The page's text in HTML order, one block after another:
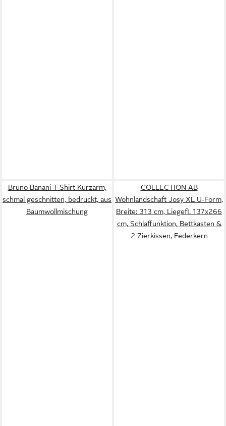
Bruno Banani T-Shirt Kurzarm,
schmal geschnitten, bedruckt, aus
Baumwollmischung
COLLECTION AB
Wohnlandschaft Josy XL U-Form,
Breite: 313 cm, Liegefl. 137x266
cm, Schlaffunktion, Bettkasten &
2 Zierkissen, Federkern